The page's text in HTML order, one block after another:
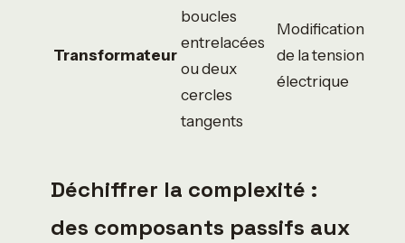
Transformateur
boucles
entrelacées
ou deux
cercles
tangents
Modification
de la tension
électrique
Déchiffrer la complexité :
des composants passifs aux